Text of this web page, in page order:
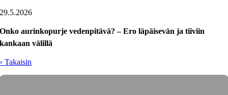
29.5.2026
Onko aurinkopurje vedenpitävä? – Ero läpäisevän ja tiiviin
kankaan välillä
Takaisin